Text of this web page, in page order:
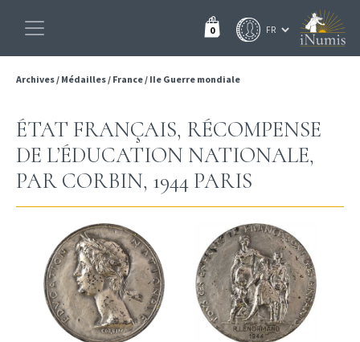
0
Archives/ Médailles/ France/ IIe Guerre mondiale
ÉTAT FRANÇAIS, RÉCOMPENSE
DE L’ÉDUCATION NATIONALE,
PAR CORBIN, 1944 PARIS